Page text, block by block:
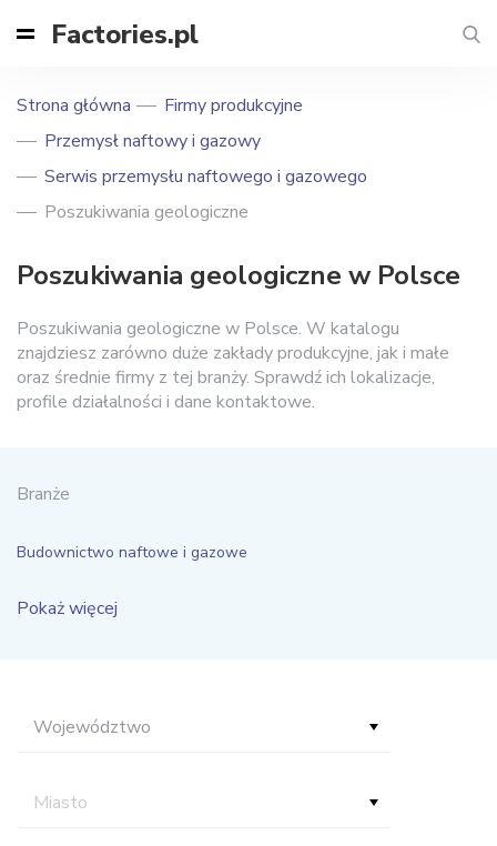
Factories.pl
Strona główna
Firmy produkcyjne
Przemysł naftowy i gazowy
Serwis przemysłu naftowego i gazowego
Poszukiwania geologiczne
Poszukiwania geologiczne w Polsce
Poszukiwania geologiczne w Polsce. W katalogu
znajdziesz zarówno duże zakłady produkcyjne, jak i małe
oraz średnie firmy z tej branży. Sprawdź ich lokalizacje,
profile działalności i dane kontaktowe.
Branże
Budownictwo naftowe i gazowe
Pokaż więcej
Województwo
Miasto